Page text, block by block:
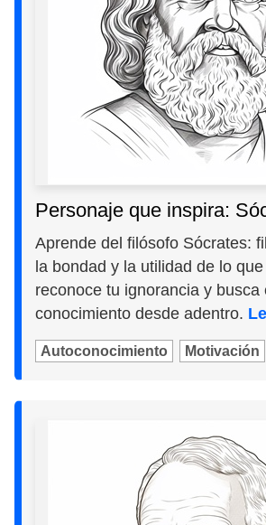
Personaje que inspira:
Aprende del filósofo Sócrates:
la bondad y la utilidad de lo
reconoce tu ignorancia y busca
conocimiento desde adentro.
Autoconocimiento Motivación